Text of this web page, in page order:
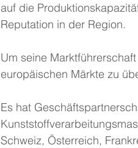
auf die
Reputation in der Region.
Um seine
europäischen Märkte zu
Es hat
Schweiz, Österreich,